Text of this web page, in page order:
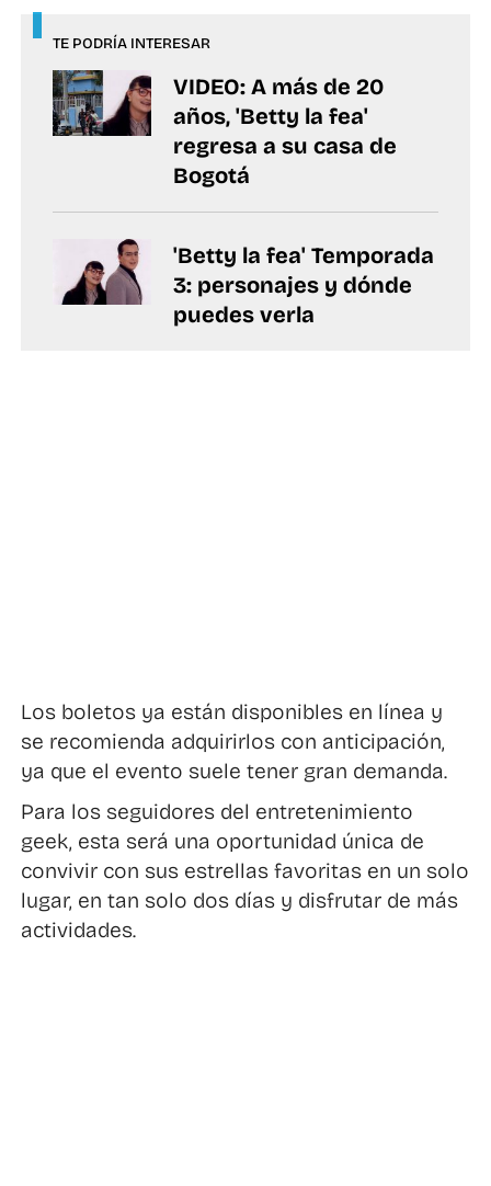
TE PODRÍA INTERESAR
VIDEO: A más de 20
años, 'Betty la fea'
regresa a su casa de
Bogotá
'Betty la fea' Temporada
3: personajes y dónde
puedes verla
Los boletos ya están disponibles en línea y
se recomienda adquirirlos con anticipación,
ya que el evento suele tener gran demanda.
Para los seguidores del entretenimiento
geek, esta será una oportunidad única de
convivir con sus estrellas favoritas en un solo
lugar, en tan solo dos días y disfrutar de más
actividades.